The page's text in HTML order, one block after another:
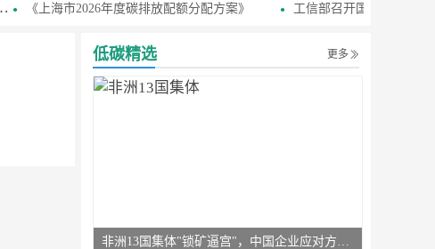
《上海市2026年度碳排放配额分配方案》 工信部召开国家级零碳工
低碳精选 更多
非洲13国集体"锁矿逼宫"，中国企业应对方案曝光